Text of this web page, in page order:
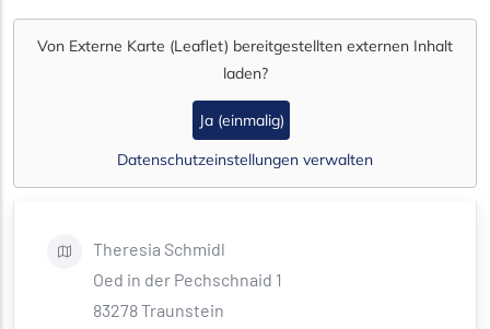
Von Externe Karte (Leaflet) bereitgestellten externen Inhalt
laden?
Ja (einmalig)
Datenschutzeinstellungen verwalten
Theresia Schmidl
Oed in der Pechschnaid 1
83278Traunstein